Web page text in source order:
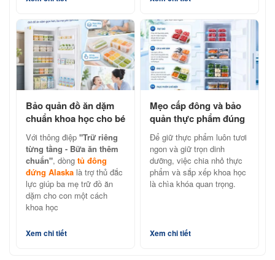
Bảo quản đồ ăn dặm
chuẩn khoa học cho bé
cùng tủ đông đứng
Alaska
Với thông điệp "Trữ riêng
từng tầng - Bữa ăn thêm
chuẩn", dòng tủ đông
đứng Alaska là trợ thủ đắc
lực giúp ba mẹ trữ đồ ăn
dặm cho con một cách
khoa học
Xem chi tiết
Mẹo cấp đông và bảo
quản thực phẩm đúng
cách với tủ đông đứng
Alaska
Để giữ thực phẩm luôn tươi
ngon và giữ trọn dinh
dưỡng, việc chia nhỏ thực
phẩm và sắp xếp khoa học
là chìa khóa quan trọng.
Xem chi tiết